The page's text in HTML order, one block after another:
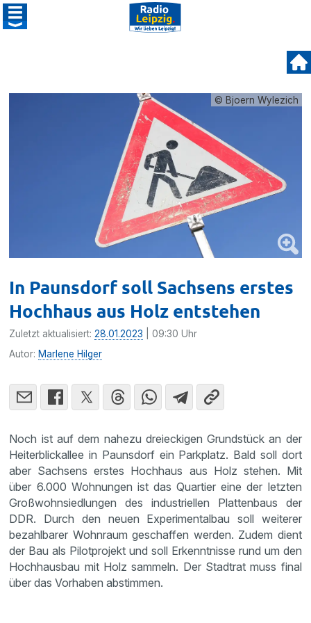
© Bjoern Wylezich
In Paunsdorf soll Sachsens erstes
Hochhaus aus Holz entstehen
Zuletzt aktualisiert:28.01.2023 | 09:30 Uhr
Autor: Marlene Hilger
Noch ist auf dem nahezu dreieckigen Grundstück an der
Heiterblickallee in Paunsdorf ein Parkplatz. Bald soll dort
aber Sachsens erstes Hochhaus aus Holz stehen. Mit
über 6.000 Wohnungen ist das Quartier eine der letzten
Großwohnsiedlungen des industriellen Plattenbaus der
DDR. Durch den neuen Experimentalbau soll weiterer
bezahlbarer Wohnraum geschaffen werden. Zudem dient
der Bau als Pilotprojekt und soll Erkenntnisse rund um den
Hochhausbau mit Holz sammeln. Der Stadtrat muss final
über das Vorhaben abstimmen.